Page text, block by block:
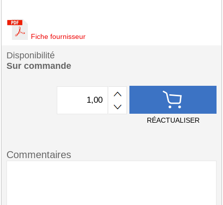
Fiche fournisseur
Disponibilité
Sur commande
RÉACTUALISER
Commentaires